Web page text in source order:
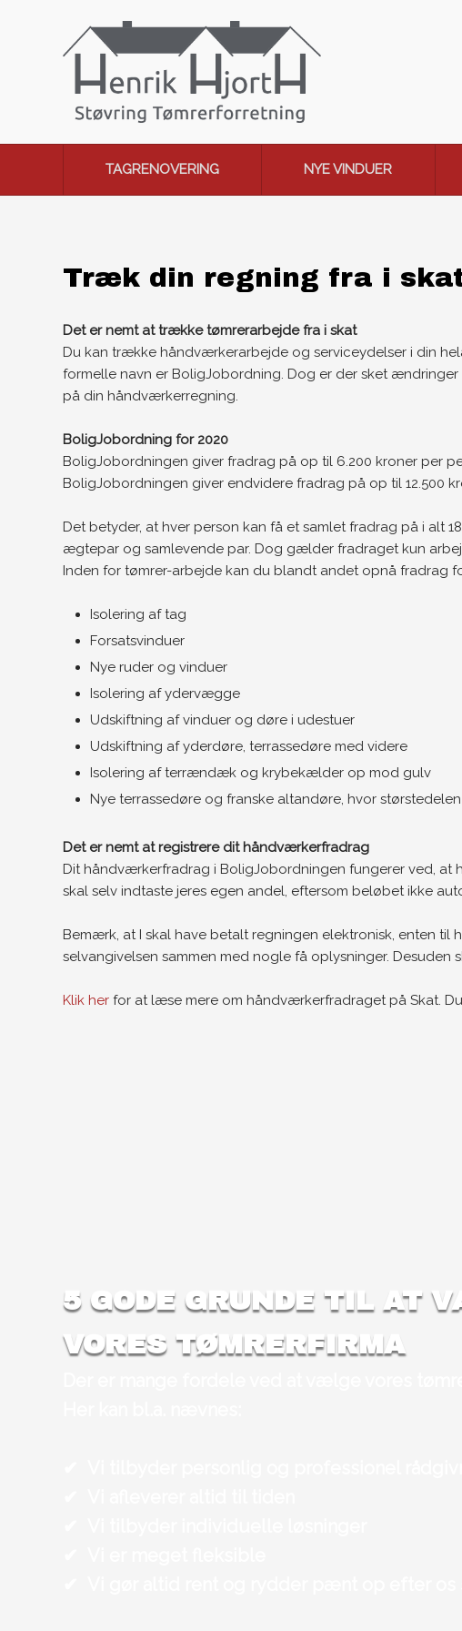
TAGRENOVERING NYE VINDUER
Træk din regning fra i
Det er nemt at trække tømrerarbejde fra i skat
Du kan trække håndværkerarbejde og serviceydelser i din
formelle navn er BoligJobordning. Dog er der sket
på din håndværkerregning.
BoligJobordning for 2020
BoligJobordningen giver fradrag på op til 6.200 kroner per
BoligJobordningen giver endvidere fradrag på op til 12.500
Det betyder, at hver person kan få et samlet fradrag på i alt
ægtepar og samlevende par. Dog gælder fradraget kun
Inden for tømrer-arbejde kan du blandt andet opnå fradrag
Isolering af tag
Forsatsvinduer
Nye ruder og vinduer
Isolering af ydervægge
Udskiftning af vinduer og døre i udestuer
Udskiftning af yderdøre, terrassedøre med videre
Isolering af terrændæk og krybekælder op mod gulv
Nye terrassedøre og franske altandøre, hvor
Det er nemt at registrere dit håndværkerfradrag
Dit håndværkerfradrag i BoligJobordningen fungerer ved, at
skal selv indtaste jeres egen andel, eftersom beløbet ikke
Bemærk, at I skal have betalt regningen elektronisk, enten
selvangivelsen sammen med nogle få oplysninger.
Klik herfor at læse mere om håndværkerfradraget på Skat.
5 GODE GRUNDE TIL AT
VORES TØMRERFIRMA